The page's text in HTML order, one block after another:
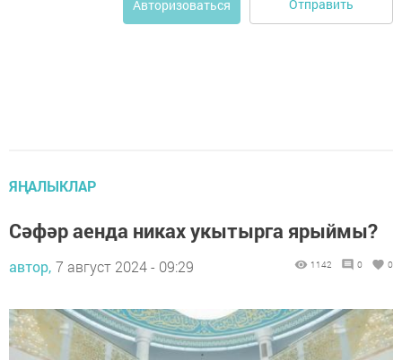
Авторизоваться Отправить
ЯҢАЛЫКЛАР
Сәфәр аенда никах укытырга ярыймы?
автор, 7 август 2024 - 09:29 1142 0 0